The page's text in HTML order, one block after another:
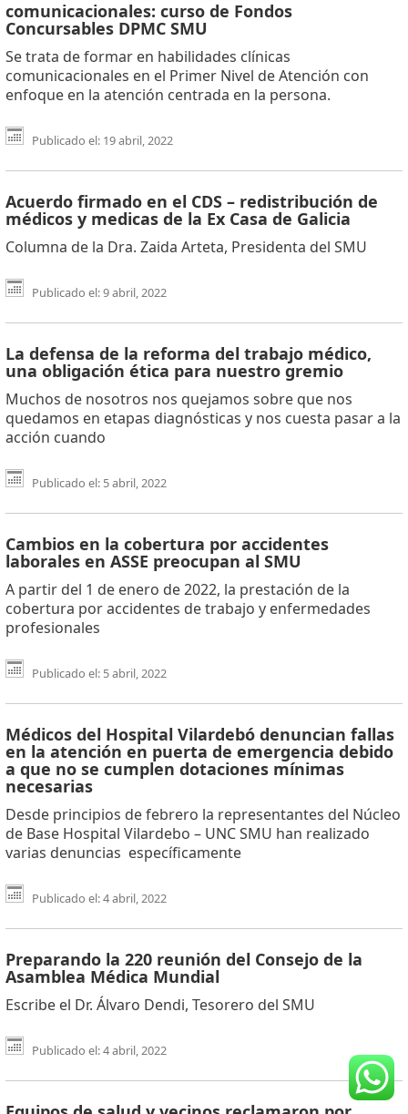
comunicacionales: curso de Fondos
Concursables DPMC SMU
Se trata de formar en habilidades clínicas
comunicacionales en el Primer Nivel de Atención con
enfoque en la atención centrada en la persona.
Publicado el: 19 abril, 2022
Acuerdo firmado en el CDS – redistribución de
médicos y medicas de la Ex Casa de Galicia
Columna de la Dra. Zaida Arteta, Presidenta del SMU
Publicado el: 9 abril, 2022
La defensa de la reforma del trabajo médico,
una obligación ética para nuestro gremio
Muchos de nosotros nos quejamos sobre que nos
quedamos en etapas diagnósticas y nos cuesta pasar a la
acción cuando
Publicado el: 5 abril, 2022
Cambios en la cobertura por accidentes
laborales en ASSE preocupan al SMU
A partir del 1 de enero de 2022, la prestación de la
cobertura por accidentes de trabajo y enfermedades
profesionales
Publicado el: 5 abril, 2022
Médicos del Hospital Vilardebó denuncian fallas
en la atención en puerta de emergencia debido
a que no se cumplen dotaciones mínimas
necesarias
Desde principios de febrero la representantes del Núcleo
de Base Hospital Vilardebo – UNC SMU han realizado
varias denuncias específicamente
Publicado el: 4 abril, 2022
Preparando la 220 reunión del Consejo de la
Asamblea Médica Mundial
Escribe el Dr. Álvaro Dendi, Tesorero del SMU
Publicado el: 4 abril, 2022